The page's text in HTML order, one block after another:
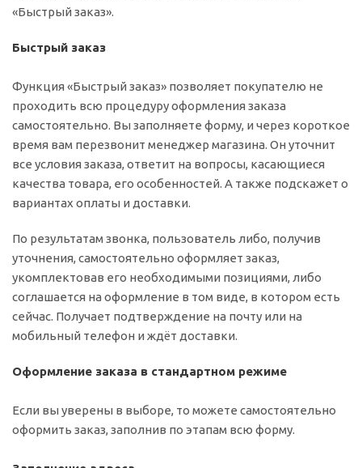
«Быстрый заказ».
Быстрый заказ
Функция «Быстрый заказ» позволяет покупателю не
проходить всю процедуру оформления заказа
самостоятельно. Вы заполняете форму, и через короткое
время вам перезвонит менеджер магазина. Он уточнит
все условия заказа, ответит на вопросы, касающиеся
качества товара, его особенностей. А также подскажет о
вариантах оплаты и доставки.
По результатам звонка, пользователь либо, получив
уточнения, самостоятельно оформляет заказ,
укомплектовав его необходимыми позициями, либо
соглашается на оформление в том виде, в котором есть
сейчас. Получает подтверждение на почту или на
мобильный телефон и ждёт доставки.
Оформление заказа в стандартном режиме
Если вы уверены в выборе, то можете самостоятельно
оформить заказ, заполнив по этапам всю форму.